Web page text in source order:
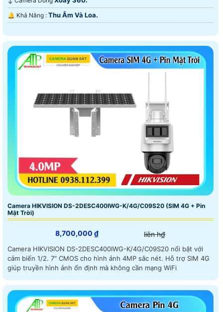
️🔔 Khả Năng : Thu Âm Và Loa.
Camera HIKVISION DS-2DESC400IWG-K/4G/C09S20 (SIM 4G + Pin
Mặt Trời)
8,700,000 ₫ liên h₫
Camera HIKVISION DS-2DESC400IWG-K/4G/C09S20 nổi bật với
cảm biến 1/2. 7" CMOS cho hình ảnh 4MP sắc nét. Hỗ trợ SIM 4G
giúp truyền hình ảnh ổn định mà không cần mạng WiFi